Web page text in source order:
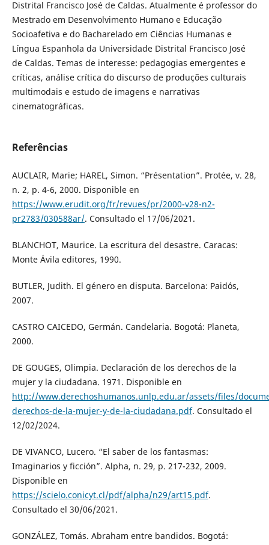
Distrital Francisco José de Caldas. Atualmente é professor do
Mestrado em Desenvolvimento Humano e Educação
Socioafetiva e do Bacharelado em Ciências Humanas e
Língua Espanhola da Universidade Distrital Francisco José
de Caldas. Temas de interesse: pedagogias emergentes e
críticas, análise crítica do discurso de produções culturais
multimodais e estudo de imagens e narrativas
cinematográficas.
Referências
AUCLAIR, Marie; HAREL, Simon. “Présentation”. Protée, v. 28,
n. 2, p. 4-6, 2000. Disponible en
https://www.erudit.org/fr/revues/pr/2000-v28-n2-
pr2783/030588ar/. Consultado el 17/06/2021.
BLANCHOT, Maurice. La escritura del desastre. Caracas:
Monte Ávila editores, 1990.
BUTLER, Judith. El género en disputa. Barcelona: Paidós,
2007.
CASTRO CAICEDO, Germán. Candelaria. Bogotá: Planeta,
2000.
DE GOUGES, Olimpia. Declaración de los derechos de la
mujer y la ciudadana. 1971. Disponible en
http://www.derechoshumanos.unlp.edu.ar/assets/files/
derechos-de-la-mujer-y-de-la-ciudadana.pdf. Consultado el
12/02/2024.
DE VIVANCO, Lucero. “El saber de los fantasmas:
Imaginarios y ficción”. Alpha, n. 29, p. 217-232, 2009.
Disponible en
https://scielo.conicyt.cl/pdf/alpha/n29/art15.pdf.
Consultado el 30/06/2021.
GONZÁLEZ, Tomás. Abraham entre bandidos. Bogotá: